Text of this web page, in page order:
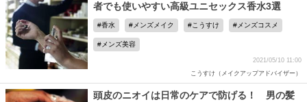
者でも使いやすい高級ユニセックス香水3選
香水 メンズメイク こうすけ メンズコスメ
メンズ美容
2021/05/10 11:00
こうすけ（メイクアップアドバイザー）
頭皮のニオイは日常のケアで防げる！ 男の髪